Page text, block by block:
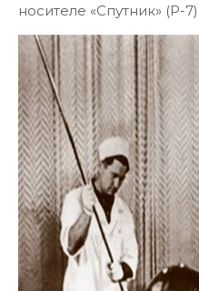
носителе «Спутник» (Р-7).